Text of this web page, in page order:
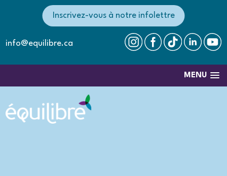
info@equilibre.ca
Inscrivez-vous à notre infolettre
MENU